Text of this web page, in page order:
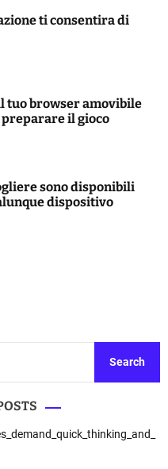
ti consentira di
tuo browser amovibile
preparare il gioco
sono disponibili
dispositivo
Search